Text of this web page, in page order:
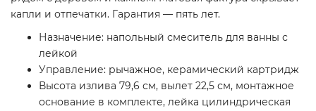
капли и отпечатки. Гарантия — пять лет.
Назначение: напольный смеситель для ванны с
лейкой
Управление: рычажное, керамический картридж
Высота излива 79,6 см, вылет 22,5 см, монтажное
основание в комплекте, лейка цилиндрическая